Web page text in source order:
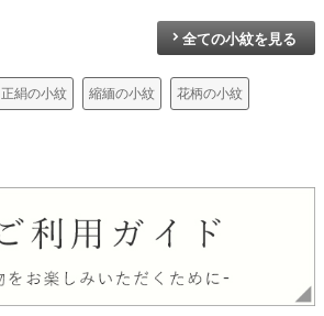
全ての小紋を見る
正絹の小紋 縮緬の小紋 花柄の小紋